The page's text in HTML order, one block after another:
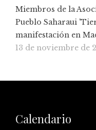
Miembros de la
Pueblo Saharaui
manifestación en
13 de noviembre de
Calendario